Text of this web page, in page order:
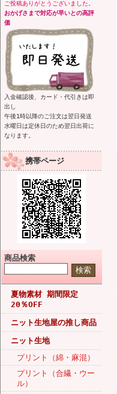
ご投稿ありがとうございました。
おかげさまで対応が早いとの高評
価
入金確認後、カード・代引きは即
出し
午後1時以降のご注文は翌日発送
水曜日は定休日のため翌日出荷に
なります。
携帯ページ
商品検索
夏物素材 期間限定
20％OFF
ニット生地屋の推し商品
ニット生地
プリント（綿・麻混）
プリント（合繊・ウー
ル）